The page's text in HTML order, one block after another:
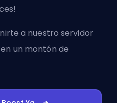
a nuestro servidor
un montón de